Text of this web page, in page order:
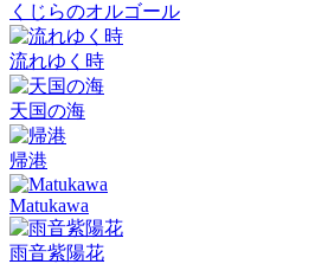
くじらのオルゴール
流れゆく時
天国の海
帰港
Matukawa
雨音紫陽花